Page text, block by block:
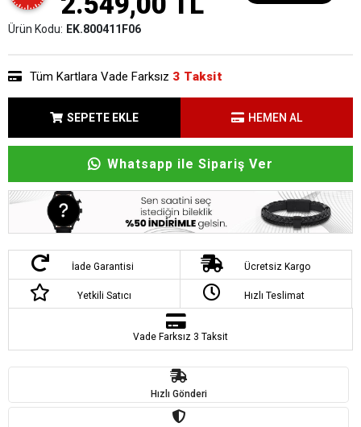
Ürün Kodu: EK.800411F06
Tüm Kartlara Vade Farksız 3 Taksit
SEPETE EKLE HEMEN AL
Whatsapp ile Sipariş Ver
İade Garantisi Ücretsiz Kargo
Yetkili Satıcı Hızlı Teslimat
Vade Farksız 3 Taksit
Hızlı Gönderi